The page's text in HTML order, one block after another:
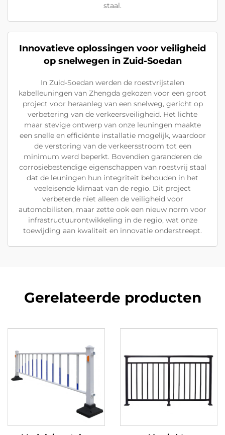
staal.
Innovatieve oplossingen voor veiligheid
op snelwegen in Zuid-Soedan
In Zuid-Soedan werden de roestvrijstalen
kabelleuningen van Zhengda gekozen voor een groot
project voor heraanleg van een snelweg, gericht op
verbetering van de verkeersveiligheid. Het lichte
maar stevige ontwerp van onze leuningen maakte
een snelle en efficiënte installatie mogelijk, waardoor
de verstoring van de verkeersstroom tot een
minimum werd beperkt. Bovendien garanderen de
corrosiebestendige eigenschappen van roestvrij staal
dat de leuningen hun integriteit behouden in het
veeleisende klimaat van de regio. Dit project
verbeterde niet alleen de veiligheid voor
automobilisten, maar zette ook een nieuw norm voor
infrastructuurontwikkeling in de regio, wat onze
toewijding aan kwaliteit en innovatie onderstreept.
Gerelateerde producten